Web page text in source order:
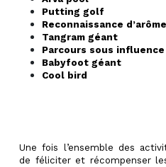
Putting golf
Reconnaissance d’arôme
Tangram géant
Parcours sous influence
Babyfoot géant
Cool bird
Une fois l’ensemble des
de féliciter et récompenser